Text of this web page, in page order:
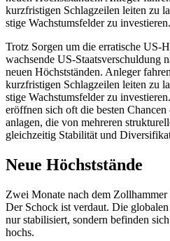
kurzfri­stigen Schlag­zeilen leiten zu
stige Wachs­tums­felder zu investieren.
Trotz Sorgen um die errati­sche US-
wachsende US-Staats­ver­schul­dung
neuen Höchst­ständen. Anleger
kurzfri­stigen Schlag­zeilen leiten zu
stige Wachs­tums­felder zu
eröffnen sich oft die besten
an­lagen, die von mehreren
gleich­zeitig Stabi­lität und
Neue Höchst­stände
Zwei Monate nach dem Zollhammer
Der Schock ist verdaut. Die
nur stabi­li­siert, sondern befinden
hochs.